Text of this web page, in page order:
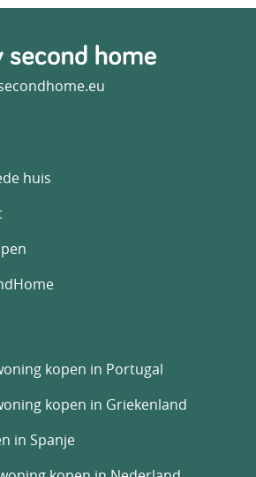
huis
kopen in Portugal
kopen in Griekenland
in Spanje